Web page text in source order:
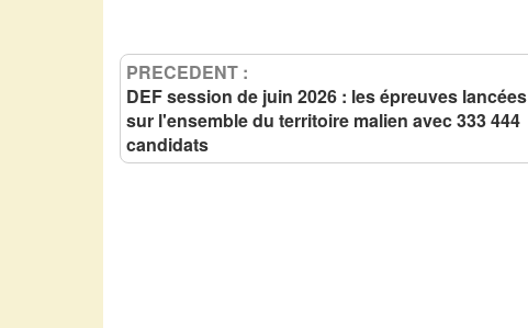
PRECEDENT :
DEF session de juin 2026 : les épreuves lancées
sur l'ensemble du territoire malien avec 333 444
candidats